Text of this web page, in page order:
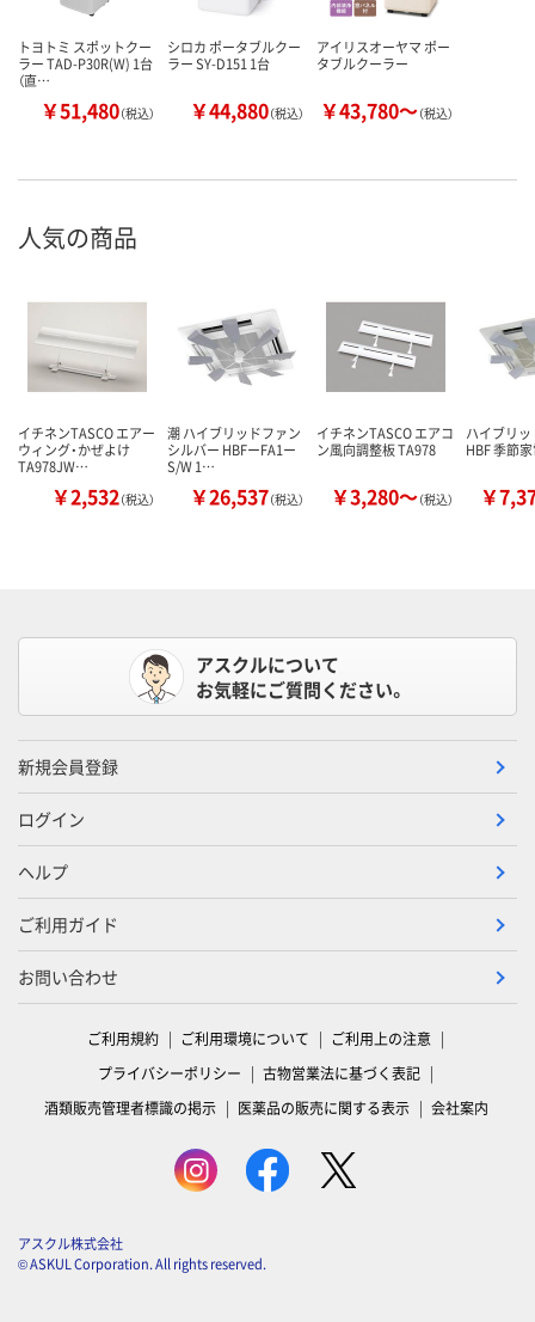
トヨトミ スポットクー
ラー TAD-P30R(W) 1台
（直…
￥51,480（税込）
シロカ ポータブルクー
ラー SY-D151 1台
￥44,880（税込）
アイリスオーヤマ ポー
タブルクーラー
￥43,780～（税込）
人気の商品
イチネンTASCO エアー
ウィング・かぜよけ
TA978JW…
￥2,532（税込）
潮 ハイブリッドファン
シルバー HBFーFA1ー
S/W 1…
￥26,537（税込）
イチネンTASCO エアコ
ン風向調整板 TA978
￥3,280～（税込）
ハイブリ
HBF 季節
￥
アスクルについて
お気軽にご質問ください。
新規会員登録
ログイン
ヘルプ
ご利用ガイド
お問い合わせ
ご利用規約 ご利用環境について
ご利用上の注意
プライバシーポリシー
古物営業法に基づく表記
酒類販売管理者標識の掲示
医薬品の販売に関する表示 会社案内
アスクル株式会社
© ASKUL Corporation. All rights reserved.